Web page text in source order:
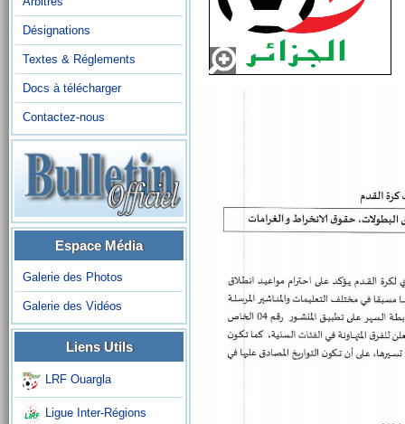
Désignations
Textes & Réglements
Docs à télécharger
Contactez-nous
Espace Média
Galerie des Photos
Galerie des Vidéos
Liens Utils
LRF Ouargla
Ligue Inter-Régions